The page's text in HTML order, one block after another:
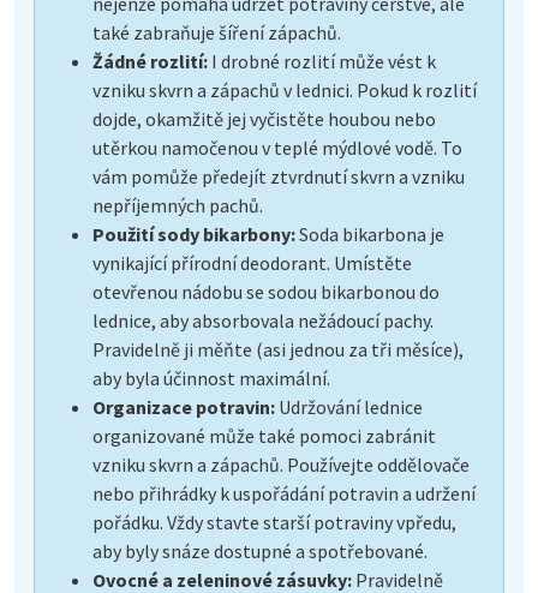
také zabraňuje šíření zápachů.
Žádné rozlití: I drobné rozlití může vést k
vzniku skvrn a zápachů v lednici. Pokud k rozlití
dojde, okamžitě jej vyčistěte houbou nebo
utěrkou namočenou v teplé mýdlové vodě. To
vám pomůže předejít ztvrdnutí skvrn a vzniku
nepříjemných pachů.
Použití sody bikarbony:Soda bikarbona je
vynikající přírodní deodorant. Umístěte
otevřenou nádobu se sodou bikarbonou do
lednice, aby absorbovala nežádoucí pachy.
Pravidelně ji měňte (asi jednou za tři měsíce),
aby byla účinnost maximální.
Organizace potravin: Udržování lednice
organizované může také pomoci zabránit
vzniku skvrn a zápachů. Používejte oddělovače
nebo přihrádky k uspořádání potravin a udržení
pořádku. Vždy stavte starší potraviny vpředu,
aby byly snáze dostupné a spotřebované.
Ovocné a zeleninové zásuvky: Pravidelně